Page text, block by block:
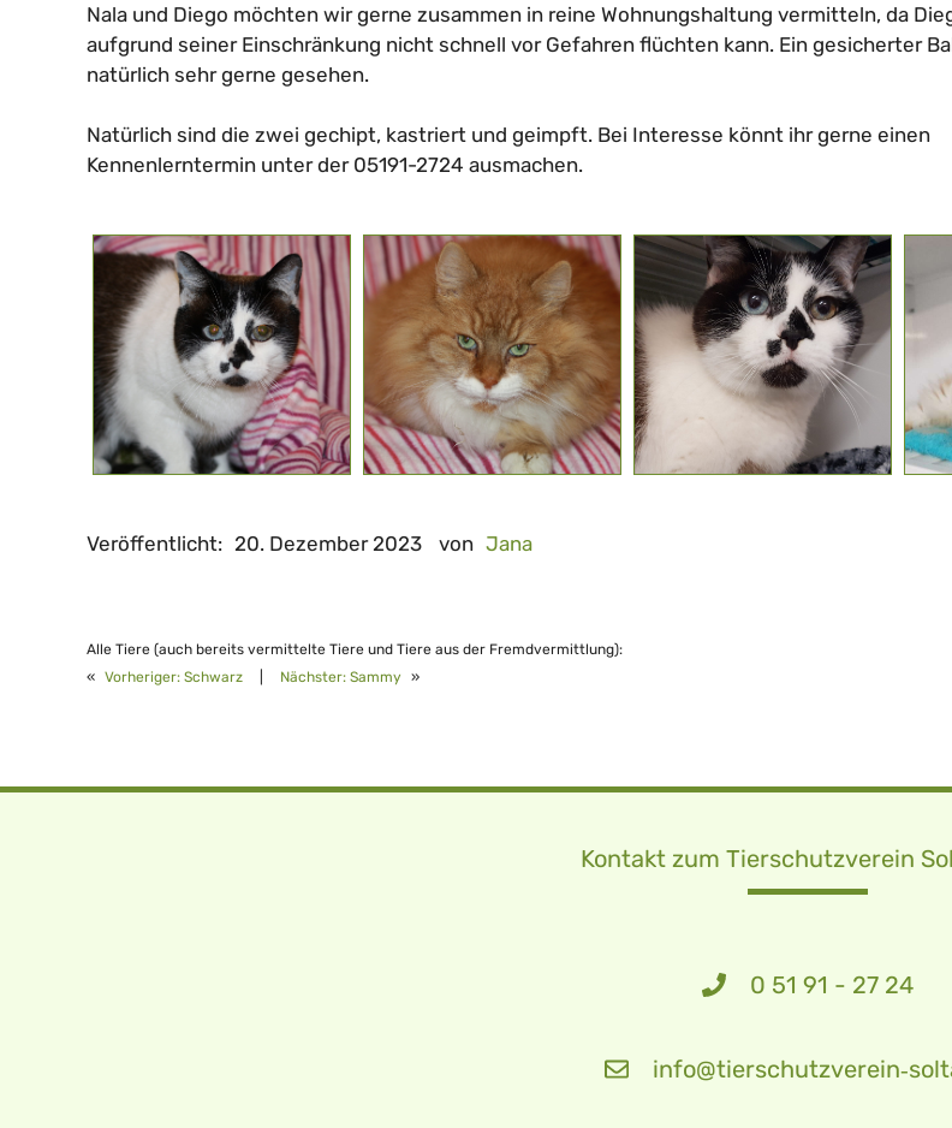
Nala und Diego möchten wir gerne zusammen in reine Wohnungshaltung vermitteln, da
aufgrund seiner Einschränkung nicht schnell vor Gefahren flüchten kann. Ein gesicherter
natürlich sehr gerne gesehen.
Natürlich sind die zwei gechipt, kastriert und geimpft. Bei Interesse könnt ihr gerne einen
Kennenlerntermin unter der 05191-2724 ausmachen.
Veröffentlicht: 20. Dezember 2023 von Jana
Alle Tiere (auch bereits vermittelte Tiere und Tiere aus der Fremdvermittlung):
« Vorheriger: Schwarz Nächster: Sammy »
Kontakt zum Tierschutzverein
0 51 91 - 27 24